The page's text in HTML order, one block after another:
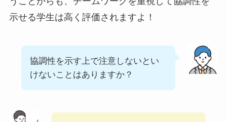
示せる学生は高く評価されますよ！
協調性を示す上で注意しないとい
けないことはありますか？